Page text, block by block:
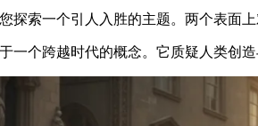
您探索一个引人入胜的主题。两个表面
一个跨越时代的概念。它质疑人类创